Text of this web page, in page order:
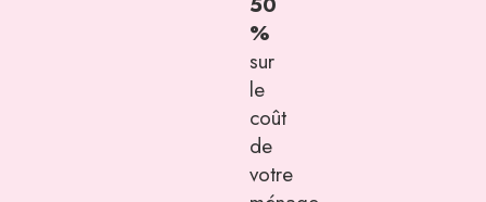
%
sur
le
coût
de
votre